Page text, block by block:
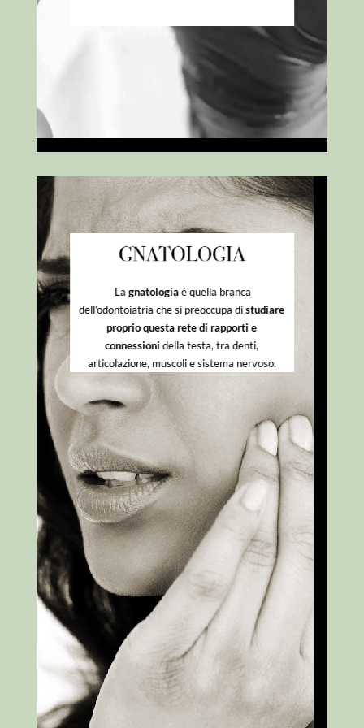
Lagnatologiaè quella branca
dell’odontoiatria che si preoccupa distudiare
proprio questa rete di rapporti e
connessionidella testa, tra denti,
articolazione, muscoli e sistema nervoso.